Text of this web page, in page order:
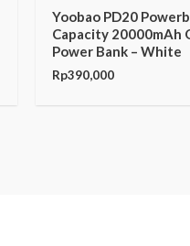
Yoobao PD20
Capacity 20000mAh
Power Bank – White
Rp390,000